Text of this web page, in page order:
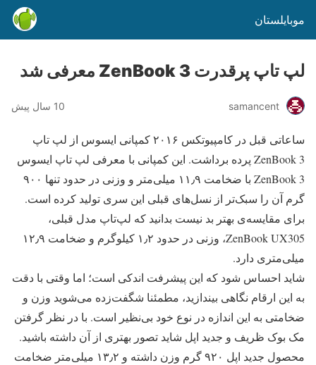
موبایلستان
لپ تاپ پرقدرت ZenBook 3 معرفی شد
samancent 10 سال پیش
ساعاتی قبل در کامپیوتکس ۲۰۱۶ کمپانی ایسوس از لپ تاپ
ZenBook 3 پرده برداشت. این کمپانی با معرفی لپ تاپ ایسوس
ZenBook 3 با ضخامت ۱۱٫۹ میلی‌متر و وزنی در حدود تنها ۹۰۰
گرم آن را سبک‌تر از نسل‌های قبلی این سری تولید کرده است.
برای مقایسه‌ی بهتر بد نیست بدانید که لپ‌تاپ مدل قبلی،
ZenBook UX305، وزنی در حدود ۱٫۲ کیلوگرم و ضخامت ۱۲٫۹
میلی‌متری دارد.
شاید احساس شود که این پیشرفت اندکی است؛ اما وقتی با دقت
به این ارقام نگاهی بیندازید، مطمئنا شگفت‌زده می‌شوید وزن و
ضخامتی به این اندازه در نوع خود بی‌نظیر است. با در نظر گرفتن
مک بوک ظریف و جدید اپل شاید تصور بهتری از آن داشته باشید.
محصول جدید اپل ۹۲۰ گرم وزن داشته و ۱۳٫۲ میلی‌متر ضخامت